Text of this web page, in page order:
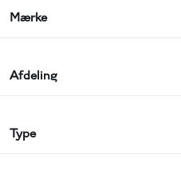
Mærke
Afdeling
Type